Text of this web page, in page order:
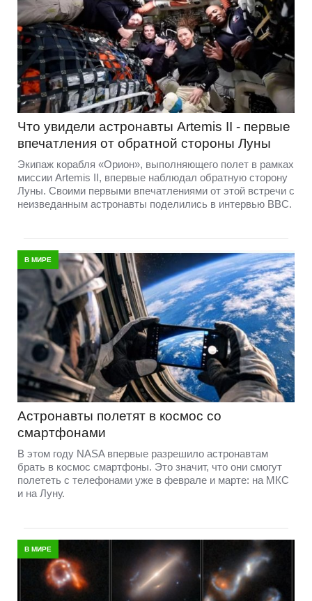
Что увидели астронавты Artemis II - первые
впечатления от обратной стороны Луны
Экипаж корабля «Орион», выполняющего полет в рамках
миссии Artemis II, впервые наблюдал обратную сторону
Луны. Своими первыми впечатлениями от этой встречи с
неизведанным астронавты поделились в интервью BBC.
В МИРЕ
Астронавты полетят в космос со
смартфонами
В этом году NASA впервые разрешило астронавтам
брать в космос смартфоны. Это значит, что они смогут
полететь с телефонами уже в феврале и марте: на МКС
и на Луну.
В МИРЕ